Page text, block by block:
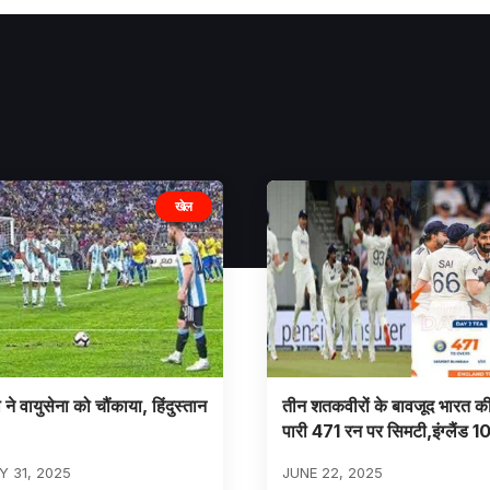
खेल
वायुसेना को चौंकाया, हिंदुस्तान
31, 2025
तीन शतकवीरों के बावजूद भारत
पारी 471 रन पर सिमटी,इंग्लैंड
JUNE 22, 2025